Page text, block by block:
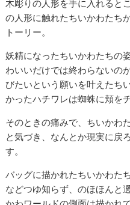
木彫りの人形を手に入れると
の人形に触れたちいかわたち
トーリー。
妖精になったちいかわたちの
わいいだけでは終わらないの
びたいという願いを叶えたち
かったハチワレは蜘蛛に頬を
そのときの痛みで、ちいかわ
と気づき、なんとか現実に戻
す。
バッグに描かれたちいかわた
などつゆ知らず、のほほんと